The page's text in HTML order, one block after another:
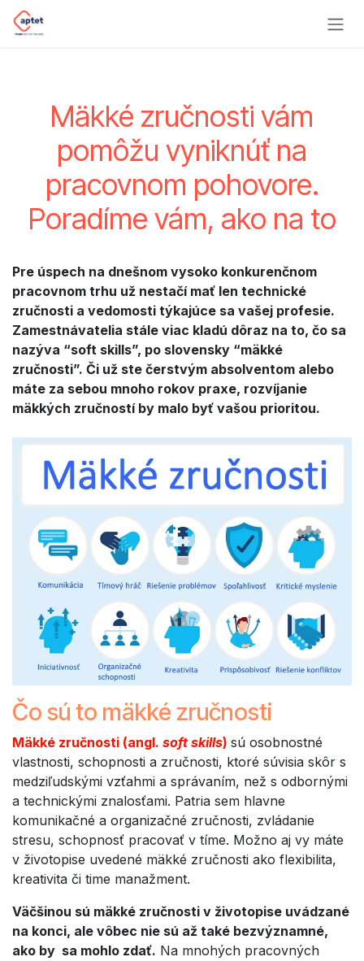
Skip to Content
Mäkké zručnosti vám
pomôžu vyniknúť na
pracovnom pohovore.
Poradíme vám, ako na to
Pre úspech na dnešnom vysoko konkurenčnom
pracovnom trhu už nestačí mať len technické
zručnosti a vedomosti týkajúce sa vašej profesie.
Zamestnávatelia stále viac kladú dôraz na to, čo sa
nazýva “soft skills”, po slovensky “mäkké
zručnosti”. Či už ste čerstvým absolventom alebo
máte za sebou mnoho rokov praxe, rozvíjanie
mäkkých zručností by malo byť vašou prioritou.
Čo sú to mäkké zručnosti
Mäkké zručnosti (angl. soft skills) sú osobnostné
vlastnosti, schopnosti a zručnosti, ktoré súvisia skôr s
medziľudskými vzťahmi a správaním, než s odbornými
a technickými znalosťami. Patria sem hlavne
komunikačné a organizačné zručnosti, zvládanie
stresu, schopnosť pracovať v tíme. Možno aj vy máte
v životopise uvedené mäkké zručnosti ako flexibilita,
kreativita či time manažment.
Väčšinou sú mäkké zručnosti v životopise uvádzané
na konci, ale vôbec nie sú až také bezvýznamné,
ako by sa mohlo zdať. Na mnohých pracovných